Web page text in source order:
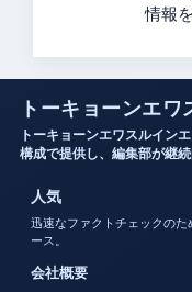
情報
トーキョーンエワ
トーキョーンエワスルイン
構成で提供し、編集部が継続
人気
迅速なファクトチェックの
ース。
会社概要